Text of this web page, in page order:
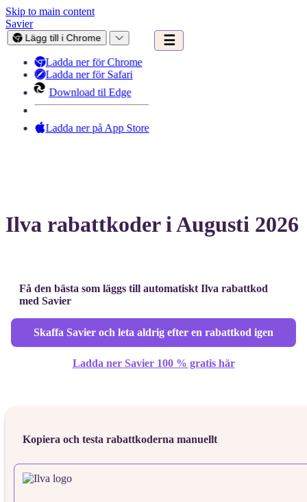
Skip to main content
Savier
Lägg till i Chrome
Ladda ner för Chrome
Ladda ner för Safari
Download til Edge
Ladda ner på App Store
☰
Ilva rabattkoder i Augusti 2026
Få den bästa som läggs till automatiskt Ilva rabattkod
med Savier
Skaffa Savier och leta aldrig efter en rabattkod igen
Ladda ner Savier 100 % gratis här
Kopiera och testa rabattkoderna manuellt